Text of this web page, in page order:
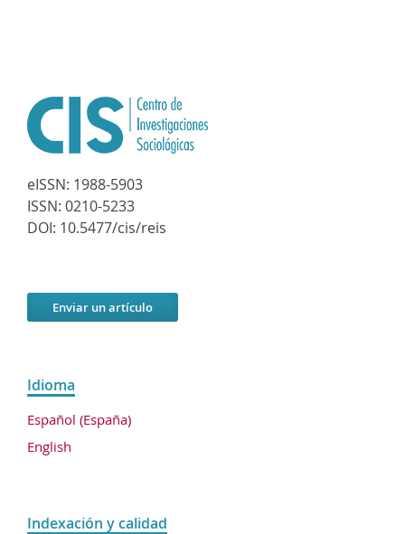
eISSN: 1988-5903
ISSN: 0210-5233
DOI: 10.5477/cis/reis
Enviar un artículo
Idioma
Español (España)
English
Indexación y calidad